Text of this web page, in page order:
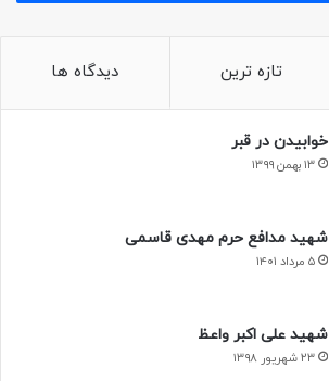
تازه ترین دیدگاه ها
خوابیدن در قبر
۱۳ بهمن ۱۳۹۹
شهید مدافع حرم مهدی قاسمی
۵ مرداد ۱۴۰۱
شهید علی اکبر واعظ
۲۳ شهریور ۱۳۹۸